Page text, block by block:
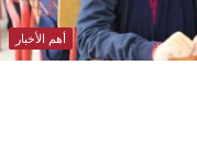
أهم الأخبار